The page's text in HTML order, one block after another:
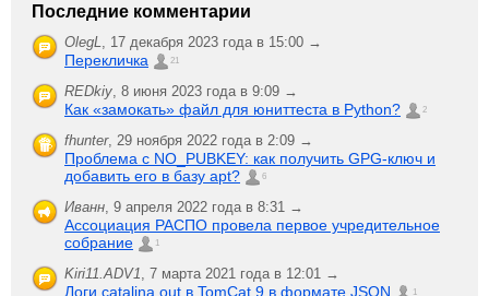
Последние комментарии
OlegL 17 декабря 2023 года в 15:00 →
Перекличка 21
REDkiy 8 июня 2023 года в 9:09 →
Как «замокать» файл для юниттеста в Python? 2
fhunter, 29 ноября 2022 года в 2:09 →
Проблема с NO_PUBKEY: как получить GPG-ключ и
добавить его в базу apt?
6
Иванн 9 апреля 2022 года в 8:31 →
Ассоциация РАСПО провела первое учредительное
собрание
1
Kiri11.ADV1 7 марта 2021 года в 12:01 →
Логи catalina.out в TomCat 9 в формате JSON 1